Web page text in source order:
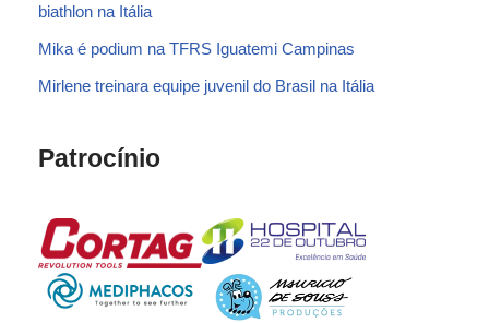
biathlon na Itália
Mika é podium na TFRS Iguatemi Campinas
Mirlene treinara equipe juvenil do Brasil na Itália
Patrocínio